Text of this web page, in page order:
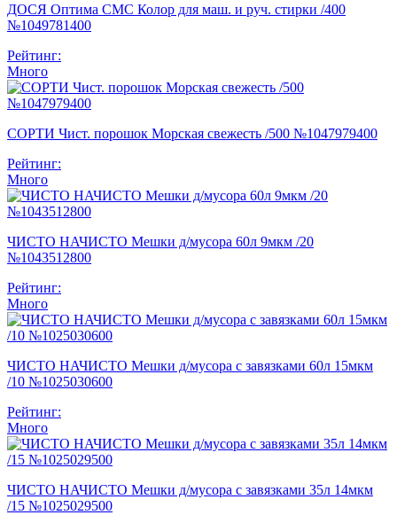
ДОСЯ Оптима СМС Колор для маш. и руч. стирки /400
№1049781400
Рейтинг:
Много
СОРТИ Чист. порошок Морская свежесть /500 №1047979400
Рейтинг:
Много
ЧИСТО НАЧИСТО Мешки д/мусора 60л 9мкм /20
№1043512800
Рейтинг:
Много
ЧИСТО НАЧИСТО Мешки д/мусора с завязками 60л 15мкм
/10 №1025030600
Рейтинг:
Много
ЧИСТО НАЧИСТО Мешки д/мусора с завязками 35л 14мкм
/15 №1025029500